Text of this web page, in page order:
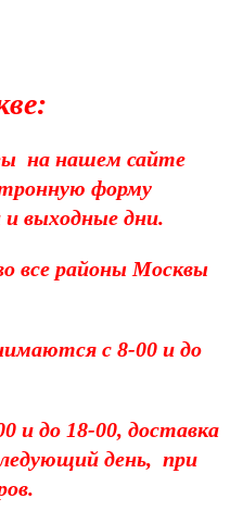
на нашем сайте
форму
и выходные дни.
все районы Москвы
с 8-00 и до
и до 18-00, доставка
день, при